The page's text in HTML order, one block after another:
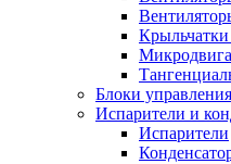
Блоки
Испарители и
Испарители